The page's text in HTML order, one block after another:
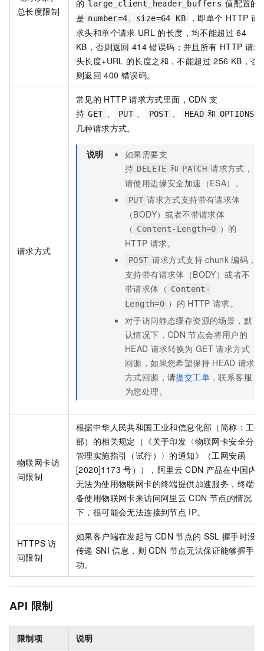
总长度限制
的 large_client_header_buffers 值配置的
是 number=4、size=64 KB ，即单个 HTTP 请
求头和单个请求 URL 的长度，均不能超过 64
KB，否则返回 414 错误码；并且所有 HTTP 请求
头长度+URL 的长度之和，不能超过 256 KB，否
则返回 400 错误码。
请求方式
常见的 HTTP 请求方式里面， CDN 支
持 GET PUT POST HEAD 和 OPTIONS
几种请求方式。
说明
如果需要支
持 DELETE 和 PATCH 请求方式，
请使用边缘安全加速（ESA）。
PUT 请求方式支持带有请求体
（BODY）或者不带请求体
（ Content-Length=0 ）的
HTTP 请求。
POST 请求方式支持 chunk 编码，
支持带有请求体（BODY）或者不
带请求体（ Content-
Length=0 ）的 HTTP 请求。
对于访问静态缓存资源的场景，默
认情况下，CDN 节点会将用户的
HEAD 请求转换为 GET 请求方式
回源，如果您希望保持 HEAD 请求
方式回源， 请提交工单 ，联系客服
为您处理。
物联网卡访
问限制
根据中华人民共和国工业和信息化部（简称：工信
部）的相关规定（《关于印发〈物联网卡安全分类
管理实施指引（试行）〉的通知》（工网安函
[2020]1173 号）），阿里云 CDN 产品在中国内
无法为使用物联网卡的终端提供加速服务，终端设
备使用物联网卡来访问阿里云 CDN 节点的情况
下，很可能会无法连接到节点 IP。
HTTPS 访
问限制
如果客户端在发起与 CDN 节点的 SSL 握手时没有
传递 SNI 信息，则 CDN 节点无法保证能够握手成
功。
API 限制
限制项 说明